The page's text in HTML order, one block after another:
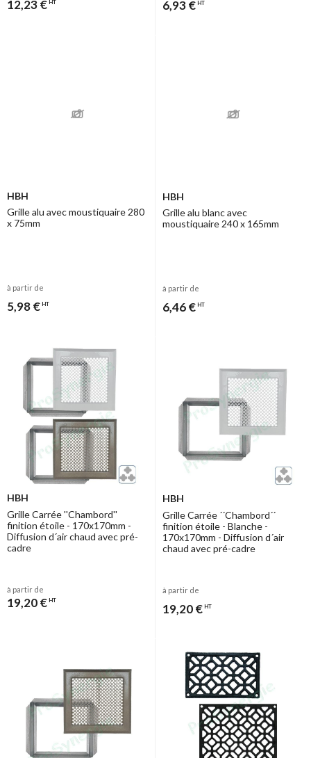
12,23 € HT 6,93 € HT
HBH
Grille alu avec moustiquaire 280
x 75mm
à partir de
5,98 € HT
HBH
Grille alu blanc avec
moustiquaire 240 x 165mm
à partir de
6,46 € HT
HBH
Grille Carrée ''Chambord''
finition étoile - 170x170mm -
Diffusion d´air chaud avec pré-
cadre
à partir de
19,20 € HT
HBH
Grille Carrée ´´Chambord´´
finition étoile - Blanche -
170x170mm - Diffusion d´air
chaud avec pré-cadre
à partir de
19,20 € HT